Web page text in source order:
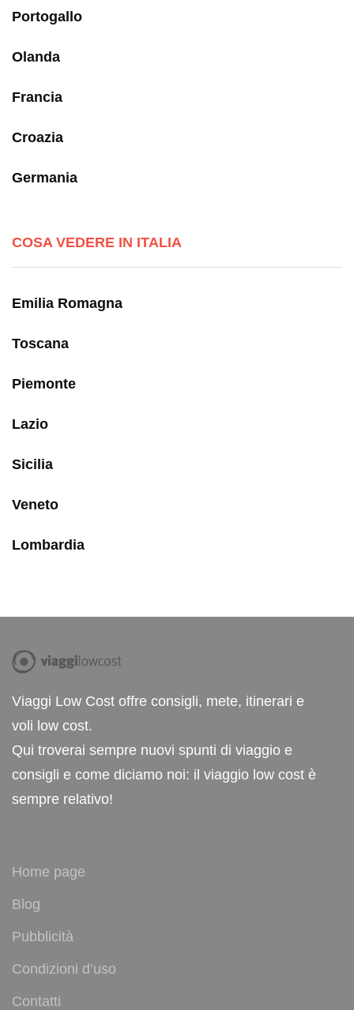
Portogallo
Olanda
Francia
Croazia
Germania
COSA VEDERE IN ITALIA
Emilia Romagna
Toscana
Piemonte
Lazio
Sicilia
Veneto
Lombardia
Viaggi Low Cost offre consigli, mete, itinerari e
voli low cost.
Qui troverai sempre nuovi spunti di viaggio e
consigli e come diciamo noi: il viaggio low cost è
sempre relativo!
Home page
Blog
Pubblicità
Condizioni d’uso
Contatti